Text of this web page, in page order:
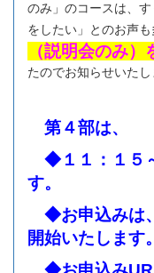
のみ」のコースは、
をしたい」とのお声も
（説明会のみ
たのでお知らせいたし
第４部は、
◆１１：１５
す。
◆お申込みは、
開始いたします。